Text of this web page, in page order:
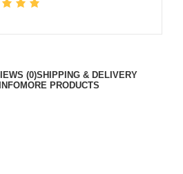
(0)SHIPPING & DELIVERY
MORE PRODUCTS